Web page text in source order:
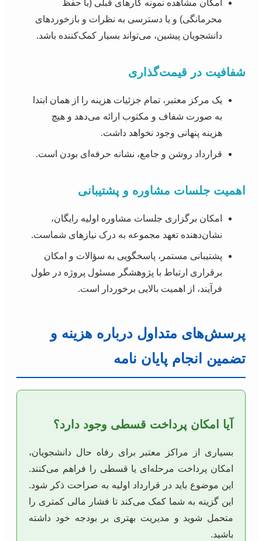
امکان مشاهده نمونه کارهای قبلی (با حفظ
محرمانگی) و یا دسترسی به نظرات و بازخوردهای
دانشجویان پیشین، می‌تواند بسیار کمک‌کننده باشد.
شفافیت در قیمت‌گذاری
یک مرکز معتبر، تمام جزئیات هزینه را از همان ابتدا
به صورت شفاف و مکتوب ارائه می‌دهد و هیچ
هزینه پنهانی وجود نخواهد داشت.
قرارداد روشن و جامع، نشانه حرفه‌ای بودن است.
اهمیت جلسات مشاوره و پشتیبانی
امکان برگزاری جلسات مشاوره اولیه رایگان،
نشان‌دهنده تعهد مجموعه به درک نیازهای شماست.
پشتیبانی مستمر، پاسخگویی به سؤالات و امکان
برقراری ارتباط با پژوهشگر مسئول پروژه در طول
فرآیند، از اهمیت بالایی برخوردار است.
پرسش‌های متداول درباره هزینه و
تضمین انجام پایان نامه
آیا امکان پرداخت قسطی وجود دارد؟
بسیاری از مراکز معتبر برای رفاه حال دانشجویان،
امکان پرداخت مرحله‌ای یا قسطی را فراهم می‌کنند.
این موضوع باید در قرارداد اولیه به صراحت ذکر شود.
این گزینه به شما کمک می‌کند تا فشار مالی کمتری را
متحمل شوید و مدیریت بهتری بر بودجه خود داشته
باشید.